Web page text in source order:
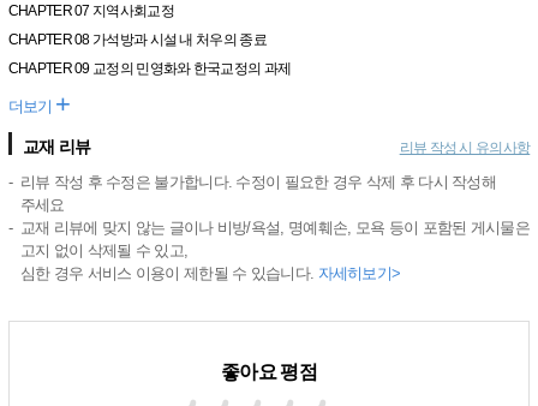
CHAPTER 07 지역사회교정
CHAPTER 08 가석방과 시설 내 처우의 종료
CHAPTER 09 교정의 민영화와 한국교정의 과제
더보기 +
교재 리뷰 리뷰 작성 시 유의사항
리뷰 작성 후 수정은 불가합니다. 수정이 필요한 경우 삭제 후 다시 작성해
주세요
교재 리뷰에 맞지 않는 글이나 비방/욕설, 명예훼손, 모욕 등이 포함된 게시물은
고지 없이 삭제될 수 있고,
심한 경우 서비스 이용이 제한될 수 있습니다. 자세히보기>
좋아요 평점